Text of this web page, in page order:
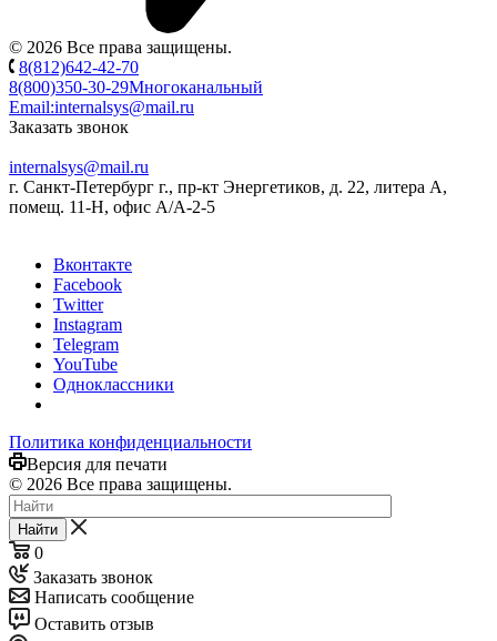
© 2026 Все права защищены.
8(812)642-42-70
8(800)350-30-29Многоканальный
Email:internalsys@mail.ru
Заказать звонок
internalsys@mail.ru
г. Санкт-Петербург г., пр-кт Энергетиков, д. 22, литера А,
помещ. 11-Н, офис А/А-2-5
Вконтакте
Facebook
Twitter
Instagram
Telegram
YouTube
Одноклассники
Политика конфиденциальности
Версия для печати
© 2026 Все права защищены.
Найти
0
Заказать звонок
Написать сообщение
Оставить отзыв